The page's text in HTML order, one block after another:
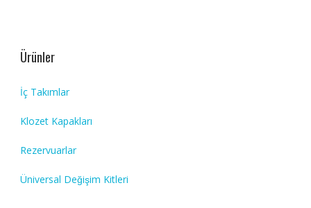
Ürünler
İç Takımlar
Klozet Kapakları
Rezervuarlar
Üniversal Değişim Kitleri